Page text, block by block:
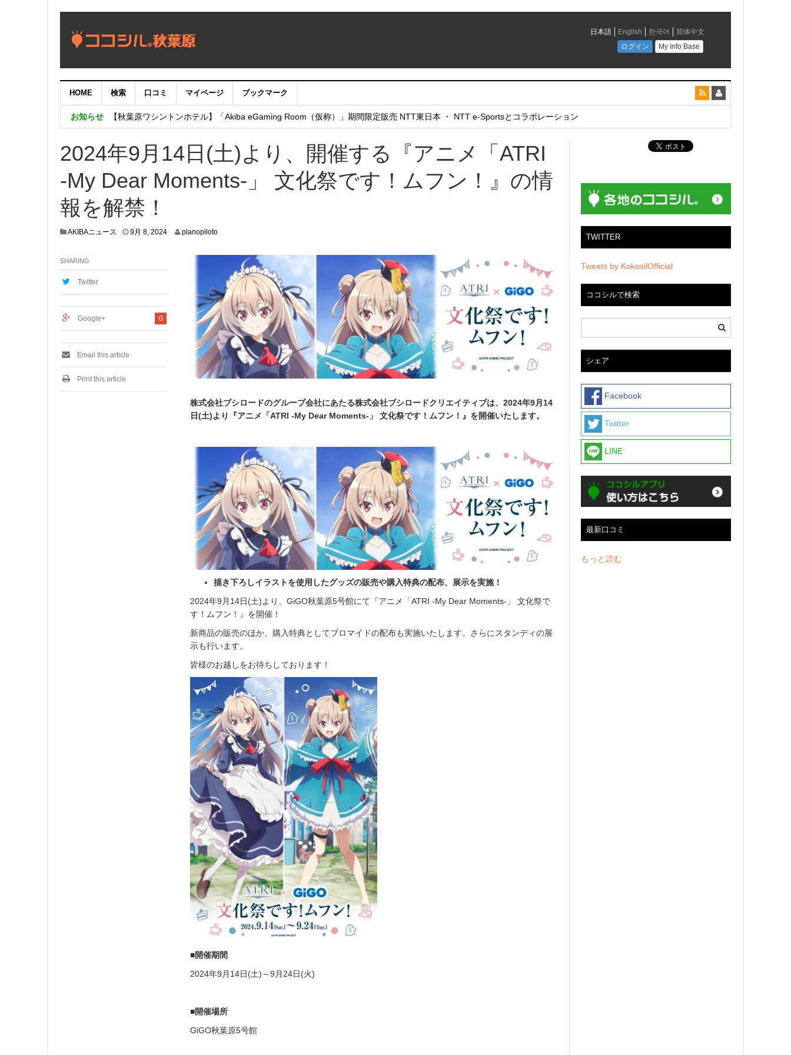
HOME 検索 口コミ マイページ ブックマーク
お知らせ
【重要：9月5日（火）22時】ココシル：アカウントサービス移行のお知らせ
【秋葉原ワシントンホテル】「Akiba eGaming Room（仮称）」期間限定販売 NTT東日本 ・ NTT e-Sportsとコラボレーション
2024年9月14日(土)より、開催する『アニメ「ATRI
-My Dear Moments-」 文化祭です！ムフン！』の情
報を解禁！
AKIBAニュース 9月 8, 20249
planopiloto
株式会社ブシロードのグループ会社にあたる株式会社ブシロードクリエイティブは、2024年9月14
日(土)より『アニメ「ATRI -My Dear Moments-」 文化祭です！ムフン！』を開催いたします。
描き下ろしイラストを使用したグッズの販売や購入特典の配布、展示を実施！
2024年9月14日(土)より、GiGO秋葉原5号館にて『アニメ「ATRI -My Dear Moments-」 文化祭で
す！ムフン！』を開催！
新商品の販売のほか、購入特典としてブロマイドの配布も実施いたします。さらにスタンディの展
示も行います。
皆様のお越しをお待ちしております！
■開催期間
2024年9月14日(土)～9月24日(火)
■開催場所
GiGO秋葉原5号館
SHARING
Twitter
0
Google+
Email this article
Print this article
TWITTER
Tweets by KokosilOfficial
ココシルで検索
シェア
Facebook
Twitter
LINE
最新口コミ
もっと読む